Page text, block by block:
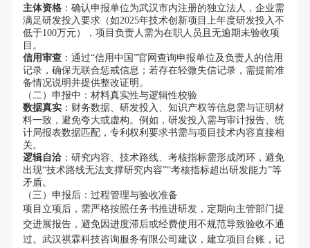
主体资格：确认申报单位为武汉市内注册的独立法人，企业需
满足研发投入要求（如2025年技术创新项目上年度研发投入不
低于100万元），项目负责人需为在职人员且无逾期未验收项
目。
信用审查：通过“信用中国”官网查询申报单位及负责人的信用
记录，确保无联合惩戒信息；若存在轻微失信记录，需提前准
备情况说明并提供整改证明。
（二）申报中：材料真实性与逻辑性校验
数据真实：财务数据、研发投入、知识产权等信息需与证明材
料一致，避免夸大或虚构。例如，研发投入需与审计报告、统
计局报表数据匹配，专利权利要求书需与项目技术内容直接相
关。
逻辑自洽：研究内容、技术路线、考核指标需形成闭环，避免
出现“技术路线无法支撑研究内容”“考核指标超出研发能力”等
矛盾。
（三）申报后：过程管理与验收准备
项目立项后，需严格按照任务书推进研发，定期向主管部门提
交进展报告，避免因进度滞后或经费使用不规范导致验收不通
过。武汉祺霖科技咨询服务有限公司建议，建立项目台账，记